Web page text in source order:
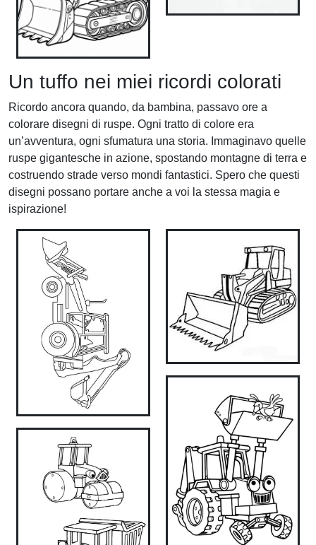
Un tuffo nei miei ricordi colorati
Ricordo ancora quando, da bambina, passavo ore a
colorare disegni di ruspe. Ogni tratto di colore era
un’avventura, ogni sfumatura una storia. Immaginavo quelle
ruspe gigantesche in azione, spostando montagne di terra e
costruendo strade verso mondi fantastici. Spero che questi
disegni possano portare anche a voi la stessa magia e
ispirazione!